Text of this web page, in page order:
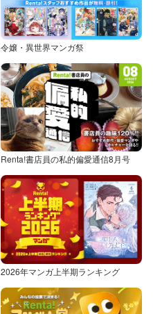
令嬢・異世界マンガ祭
Renta!書店員の私的偏愛通信8月号
2026年マンガ上半期ランキング